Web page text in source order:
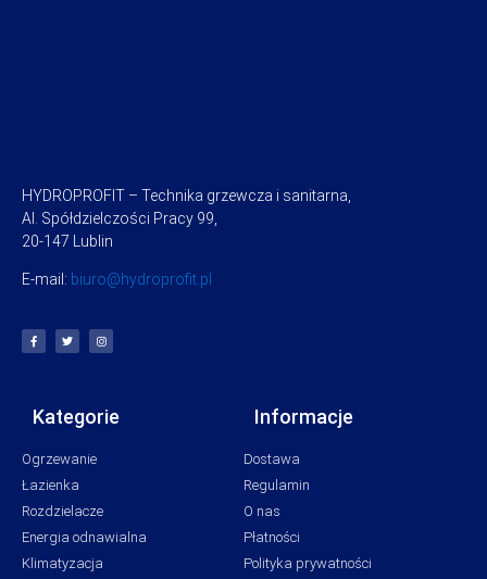
HYDROPROFIT – Technika grzewcza i sanitarna,
Al. Spółdzielczości Pracy 99,
20-147 Lublin
E-mail: biuro@hydroprofit.pl
Kategorie
Ogrzewanie
Łazienka
Rozdzielacze
Energia odnawialna
Klimatyzacja
Informacje
Dostawa
Regulamin
O nas
Płatności
Polityka prywatności